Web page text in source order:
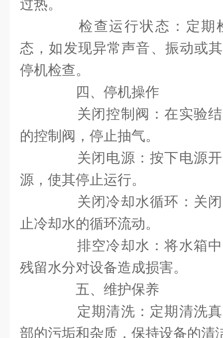
过热。
检查运行状态：定期
态，如发现异常声音、振动或
停机检查。
四、停机操作
关闭控制阀：在实验结
的控制阀，停止抽气。
关闭电源：按下电源开
源，使其停止运行。
关闭冷却水循环：关闭
止冷却水的循环流动。
排空冷却水：将水箱中
残留水分对设备造成损害。
五、维护保养
定期清洗：定期清洗真
部的污垢和杂质，保持设备的清